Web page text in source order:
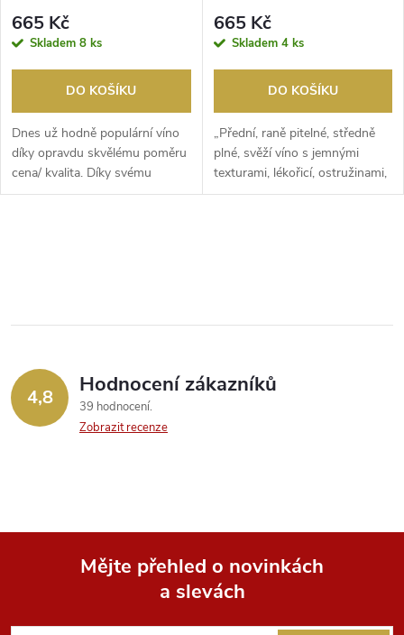
665 Kč
Skladem 8 ks
DO KOŠÍKU
Dnes už hodně populární víno
díky opravdu skvělému poměru
cena/ kvalita. Díky svému
terroiru v roční...
665 Kč
Skladem 4 ks
DO KOŠÍKU
„Přední, raně pitelné, středně
plné, svěží víno s jemnými
texturami, lékořicí, ostružinami,
vanilkou...
l
d
a
p
4,8 Hodnocení zákazníků
39 hodnocení
Zobrazit recenze
Mějte přehled o novinkách
a slevách